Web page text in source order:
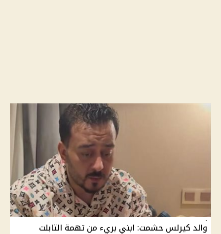
والد كيرلس حشمت: ابني بريء من تهمة التابلت